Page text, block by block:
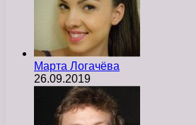
Марта Логачёва
26.09.2019